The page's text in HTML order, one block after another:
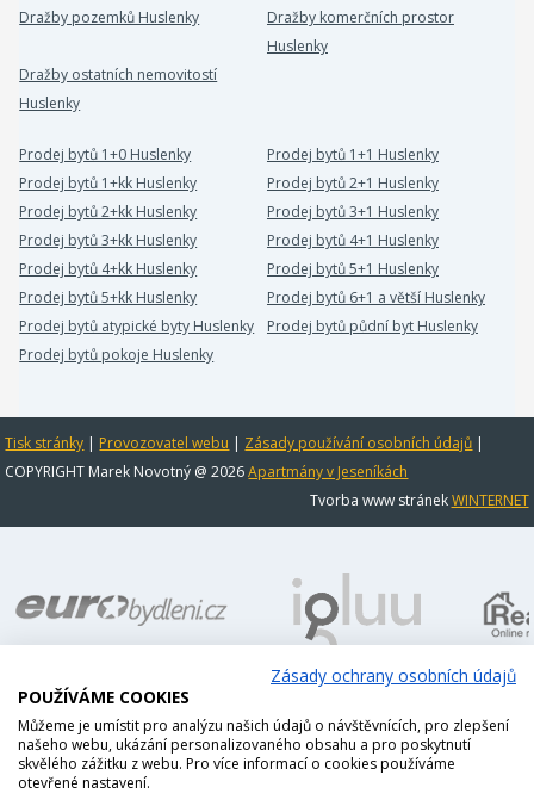
Dražby pozemků Huslenky
Dražby komerčních prostor
Huslenky
Dražby ostatních nemovitostí
Huslenky
Prodej bytů 1+0 Huslenky
Prodej bytů 1+1 Huslenky
Prodej bytů 1+kk Huslenky
Prodej bytů 2+1 Huslenky
Prodej bytů 2+kk Huslenky
Prodej bytů 3+1 Huslenky
Prodej bytů 3+kk Huslenky
Prodej bytů 4+1 Huslenky
Prodej bytů 4+kk Huslenky
Prodej bytů 5+1 Huslenky
Prodej bytů 5+kk Huslenky
Prodej bytů 6+1 a větší Huslenky
Prodej bytů atypické byty Huslenky
Prodej bytů půdní byt Huslenky
Prodej bytů pokoje Huslenky
Tisk stránky | Provozovatel webu | Zásady používání osobních údajů |
COPYRIGHT Marek Novotný @ 2026Apartmány v Jeseníkách
Tvorba www stránekWINTERNET
Zásady ochrany osobních údajů
POUŽÍVÁME COOKIES
Můžeme je umístit pro analýzu našich údajů o návštěvnících, pro zlepšení
našeho webu, ukázání personalizovaného obsahu a pro poskytnutí
skvělého zážitku z webu. Pro více informací o cookies používáme
otevřené nastavení.